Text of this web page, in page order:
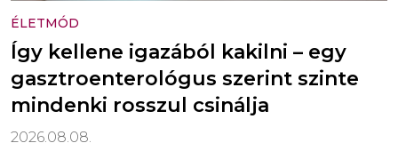
ÉLETMÓD
Így kellene igazából kakilni – egy
gasztroenterológus szerint szinte
mindenki rosszul csinálja
2026.08.08.